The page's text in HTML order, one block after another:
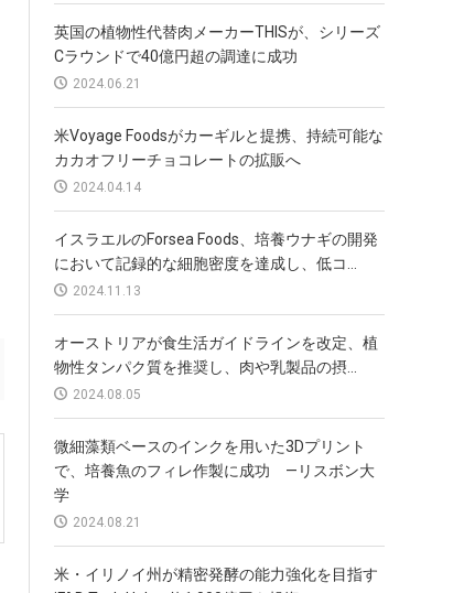
英国の植物性代替肉メーカーTHISが、シリーズ
Cラウンドで40億円超の調達に成功
2024.06.21
米Voyage Foodsがカーギルと提携、持続可能な
カカオフリーチョコレートの拡販へ
2024.04.14
イスラエルのForsea Foods、培養ウナギの開発
において記録的な細胞密度を達成し、低コ...
2024.11.13
オーストリアが食生活ガイドラインを改定、植
物性タンパク質を推奨し、肉や乳製品の摂...
2024.08.05
微細藻類ベースのインクを用いた3Dプリント
で、培養魚のフィレ作製に成功 —リスボン大
学
2024.08.21
米・イリノイ州が精密発酵の能力強化を目指す